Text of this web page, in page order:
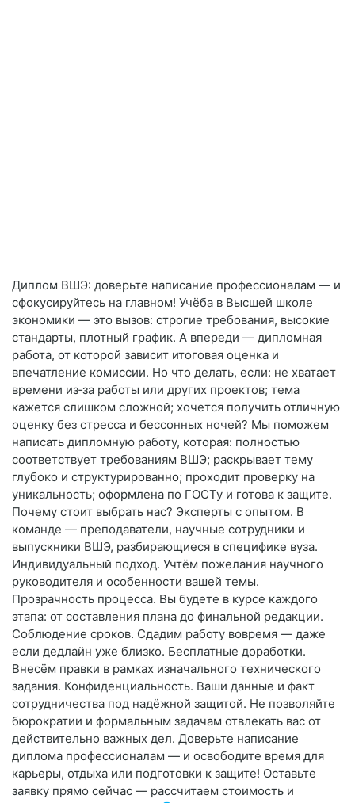
Диплом ВШЭ: доверьте написание профессионалам — и
сфокусируйтесь на главном! Учёба в Высшей школе
экономики — это вызов: строгие требования, высокие
стандарты, плотный график. А впереди — дипломная
работа, от которой зависит итоговая оценка и
впечатление комиссии. Но что делать, если: не хватает
времени из‑за работы или других проектов; тема
кажется слишком сложной; хочется получить отличную
оценку без стресса и бессонных ночей? Мы поможем
написать дипломную работу, которая: полностью
соответствует требованиям ВШЭ; раскрывает тему
глубоко и структурированно; проходит проверку на
уникальность; оформлена по ГОСТу и готова к защите.
Почему стоит выбрать нас? Эксперты с опытом. В
команде — преподаватели, научные сотрудники и
выпускники ВШЭ, разбирающиеся в специфике вуза.
Индивидуальный подход. Учтём пожелания научного
руководителя и особенности вашей темы.
Прозрачность процесса. Вы будете в курсе каждого
этапа: от составления плана до финальной редакции.
Соблюдение сроков. Сдадим работу вовремя — даже
если дедлайн уже близко. Бесплатные доработки.
Внесём правки в рамках изначального технического
задания. Конфиденциальность. Ваши данные и факт
сотрудничества под надёжной защитой. Не позволяйте
бюрократии и формальным задачам отвлекать вас от
действительно важных дел. Доверьте написание
диплома профессионалам — и освободите время для
карьеры, отдыха или подготовки к защите! Оставьте
заявку прямо сейчас — рассчитаем стоимость и